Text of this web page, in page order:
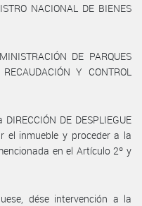
NACIONAL DE BIENES
DE PARQUES
Y CONTROL
DE DESPLIEGUE
el inmueble y proceder a la
en el Artículo 2º y
dése intervención a la